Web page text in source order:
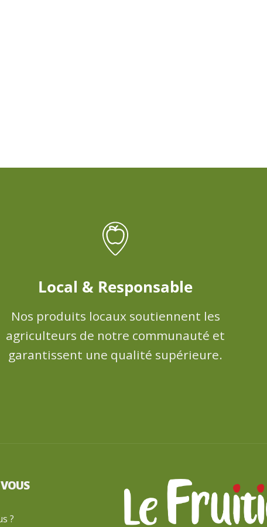
Local & Responsable
Nos produits locaux soutiennent les
agriculteurs de notre communauté et
garantissent une qualité supérieure.
?